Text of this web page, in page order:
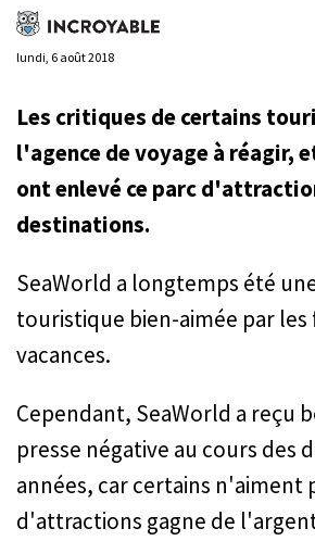
lundi, 6 août 2018
Les critiques de certains
l'agence de voyage à réagir,
ont enlevé ce parc
destinations.
SeaWorld a longtemps été
touristique bien-aimée par les
vacances.
Cependant, SeaWorld a reçu
presse négative au cours des
années, car certains n'aiment
d'attractions gagne de